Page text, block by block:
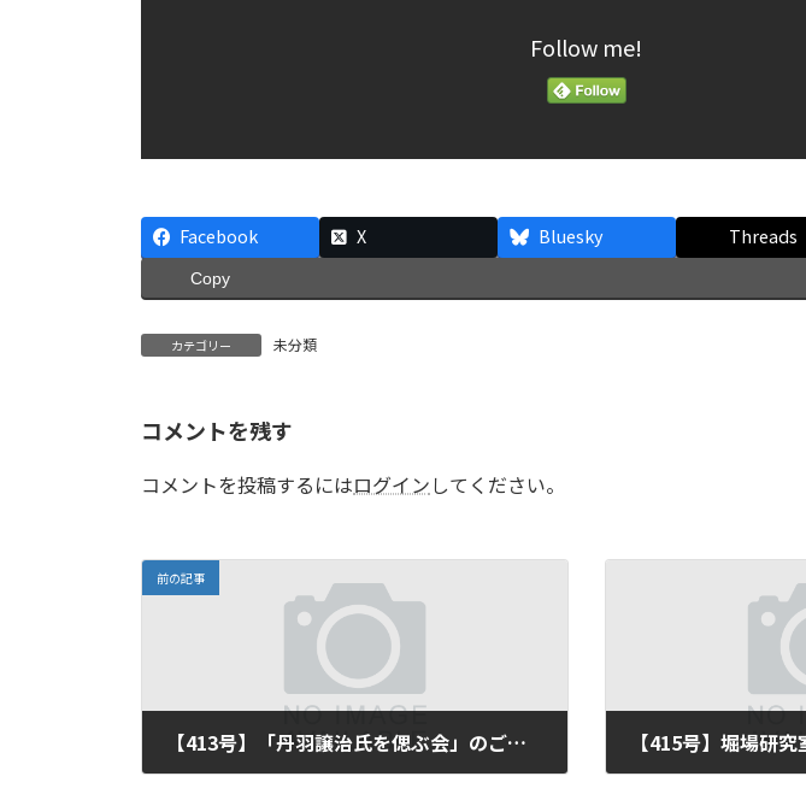
Follow me!
Facebook X Bluesky Threads
Copy
カテゴリー 未分類
コメントを残す
コメントを投稿するにはログインしてください。
前の記事
【413号】「丹羽譲治氏を偲ぶ会」のご案内